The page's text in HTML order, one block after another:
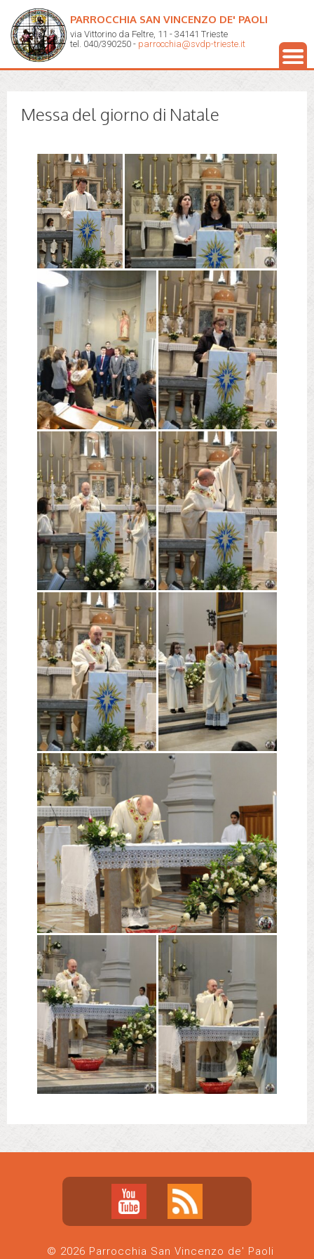
PARROCCHIA SAN VINCENZO DE' PAOLI
via Vittorino da Feltre, 11 - 34141 Trieste
tel. 040/390250 - parrocchia@svdp-trieste.it
Messa del giorno di Natale
© 2026 Parrocchia San Vincenzo de' Paoli